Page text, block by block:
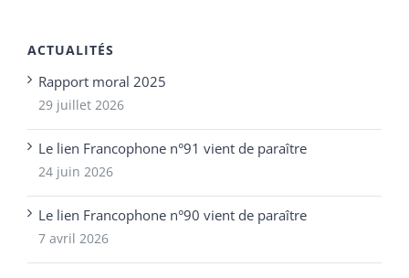
ACTUALITÉS
Rapport moral 2025
29 juillet 2026
Le lien Francophone n°91 vient de paraître
24 juin 2026
Le lien Francophone n°90 vient de paraître
7 avril 2026